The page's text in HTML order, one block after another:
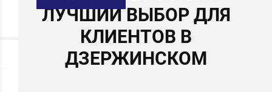
ЛУЧШИЙ ВЫБОР ДЛЯ
КЛИЕНТОВ В
ДЗЕРЖИНСКОМ